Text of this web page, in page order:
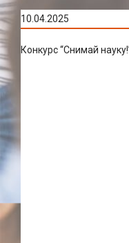
10.04.2025
Конкурс “Снимай